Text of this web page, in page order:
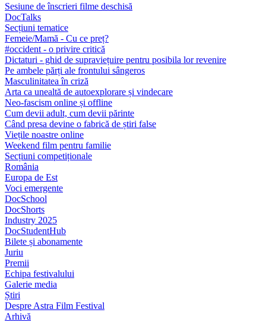
Sesiune de înscrieri filme deschisă
DocTalks
Secțiuni tematice
Femeie/Mamă - Cu ce preț?
#occident - o privire critică
Dictaturi - ghid de supraviețuire pentru posibila lor revenire
Pe ambele părți ale frontului sângeros
Masculinitatea în criză
Arta ca unealtă de autoexplorare și vindecare
Neo-fascism online și offline
Cum devii adult, cum devii părinte
Când presa devine o fabrică de știri false
Viețile noastre online
Weekend film pentru familie
Secțiuni competiționale
România
Europa de Est
Voci emergente
DocSchool
DocShorts
Industry 2025
DocStudentHub
Bilete și abonamente
Juriu
Premii
Echipa festivalului
Galerie media
Știri
Despre Astra Film Festival
Arhivă